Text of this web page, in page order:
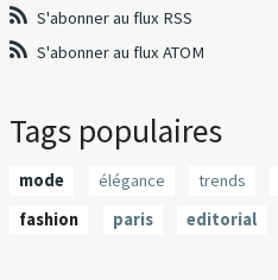
S'abonner au flux RSS
S'abonner au flux ATOM
Tags populaires
mode élégance trends
fashion
paris editorial